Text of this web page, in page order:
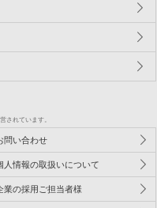
されています。
問い合わせ
人情報の取扱いについて
業の採用ご担当者様